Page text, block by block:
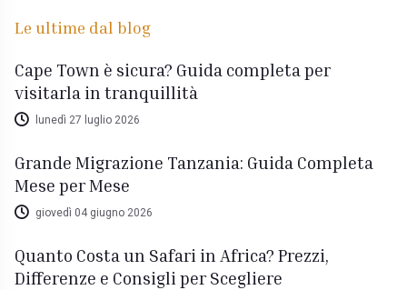
Le ultime dal blog
Cape Town è sicura? Guida completa per
visitarla in tranquillità
lunedì 27 luglio 2026
Grande Migrazione Tanzania: Guida Completa
Mese per Mese
giovedì 04 giugno 2026
Quanto Costa un Safari in Africa? Prezzi,
Differenze e Consigli per Scegliere